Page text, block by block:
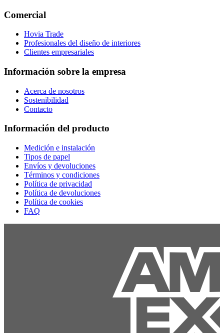
Comercial
Hovia Trade
Profesionales del diseño de interiores
Clientes empresariales
Información sobre la empresa
Acerca de nosotros
Sostenibilidad
Contacto
Información del producto
Medición e instalación
Tipos de papel
Envíos y devoluciones
Términos y condiciones
Política de privacidad
Política de devoluciones
Política de cookies
FAQ